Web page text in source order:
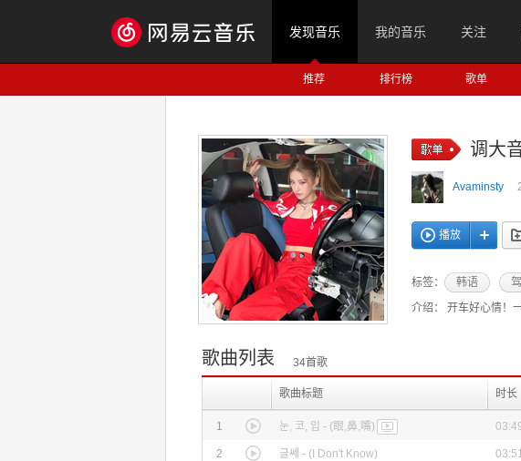
发现音乐 我的音乐 关注
推荐 排行榜 歌单